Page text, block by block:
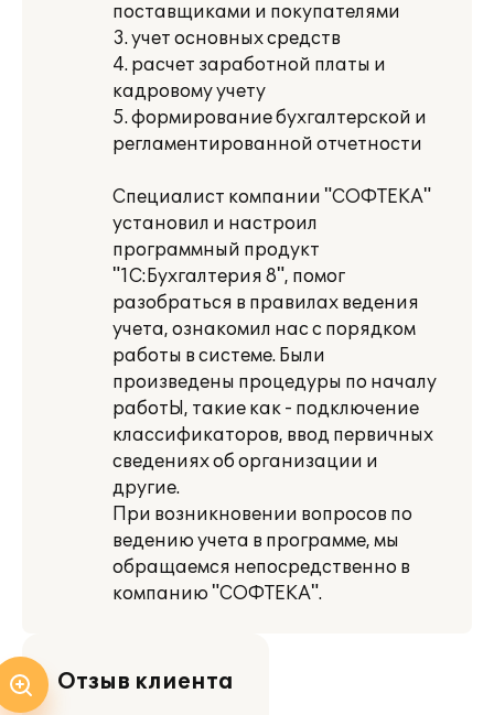
поставщиками и покупателями
3. учет основных средств
4. расчет заработной платы и
кадровому учету
5. формирование бухгалтерской и
регламентированной отчетности
Специалист компании "СОФТЕКА"
установил и настроил
программный продукт
"1С:Бухгалтерия 8", помог
разобраться в правилах ведения
учета, ознакомил нас с порядком
работы в системе. Были
произведены процедуры по началу
работЫ, такие как - подключение
классификаторов, ввод первичных
сведениях об организации и
другие.
При возникновении вопросов по
ведению учета в программе, мы
обращаемся непосредственно в
компанию "СОФТЕКА".
Отзыв клиента